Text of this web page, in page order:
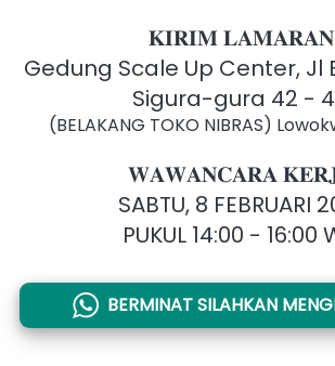
𝐊𝐈𝐑𝐈𝐌
Gedung Scale Up Center, Jl
Sigura-gura 42 -
(BELAKANG TOKO NIBRAS)
𝐖𝐀𝐖𝐀𝐍𝐂𝐀𝐑𝐀
SABTU, 8 FEBRUARI
PUKUL 14:00 - 16:00
` BERMINAT SILAHKAN